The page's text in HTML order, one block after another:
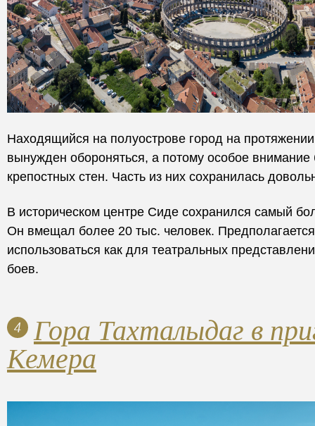
Находящийся на полуострове город на
вынужден обороняться, а потому особое внимание
крепостных стен. Часть из них сохранилась
В историческом центре Сиде сохранился самый
Он вмещал более 20 тыс. человек.
использоваться как для театральных
боев.
4
Гора Тахталыдаг в
Кемера